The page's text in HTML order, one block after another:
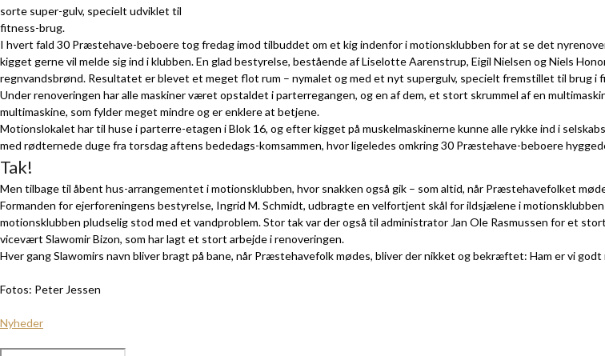
sorte super-gulv, specielt udviklet til
fitness-brug.
I hvert fald 30 Præstehave-beboere tog fredag imod tilbuddet om et kig indenfor i motionsklubben for at se det
kigget gerne vil melde sig ind i klubben. En glad bestyrelse, bestående af Liselotte Aarenstrup, Eigil Nielsen og Niels
regnvandsbrønd. Resultatet er blevet et meget flot rum – nymalet og med et nyt supergulv, specielt fremstillet til brug i
Under renoveringen har alle maskiner været opstaldet i parterregangen, og en af dem, et stort skrummel af en
multimaskine, som fylder meget mindre og er enklere at betjene.
Motionslokalet har til huse i parterre-etagen i Blok 16, og efter kigget på muskelmaskinerne kunne alle rykke ind i
med rødternede duge fra torsdag aftens bededags-komsammen, hvor ligeledes omkring 30 Præstehave-beboere
Tak!
Men tilbage til åbent hus-arrangementet i motionsklubben, hvor snakken også gik – som altid, når Præstehavefolket
Formanden for ejerforeningens bestyrelse, Ingrid M. Schmidt, udbragte en velfortjent skål for ildsjælene i
motionsklubben pludselig stod med et vandproblem. Stor tak var der også til administrator Jan Ole Rasmussen for et
vicevært Slawomir Bizon, som har lagt et stort arbejde i renoveringen.
Hver gang Slawomirs navn bliver bragt på bane, når Præstehavefolk mødes, bliver der nikket og bekræftet: Ham er vi godt
Fotos: Peter Jessen
Nyheder